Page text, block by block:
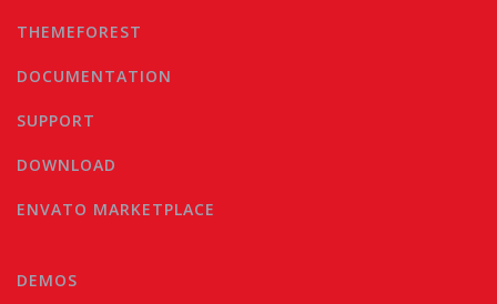
THEMEFOREST
DOCUMENTATION
SUPPORT
DOWNLOAD
ENVATO MARKETPLACE
DEMOS